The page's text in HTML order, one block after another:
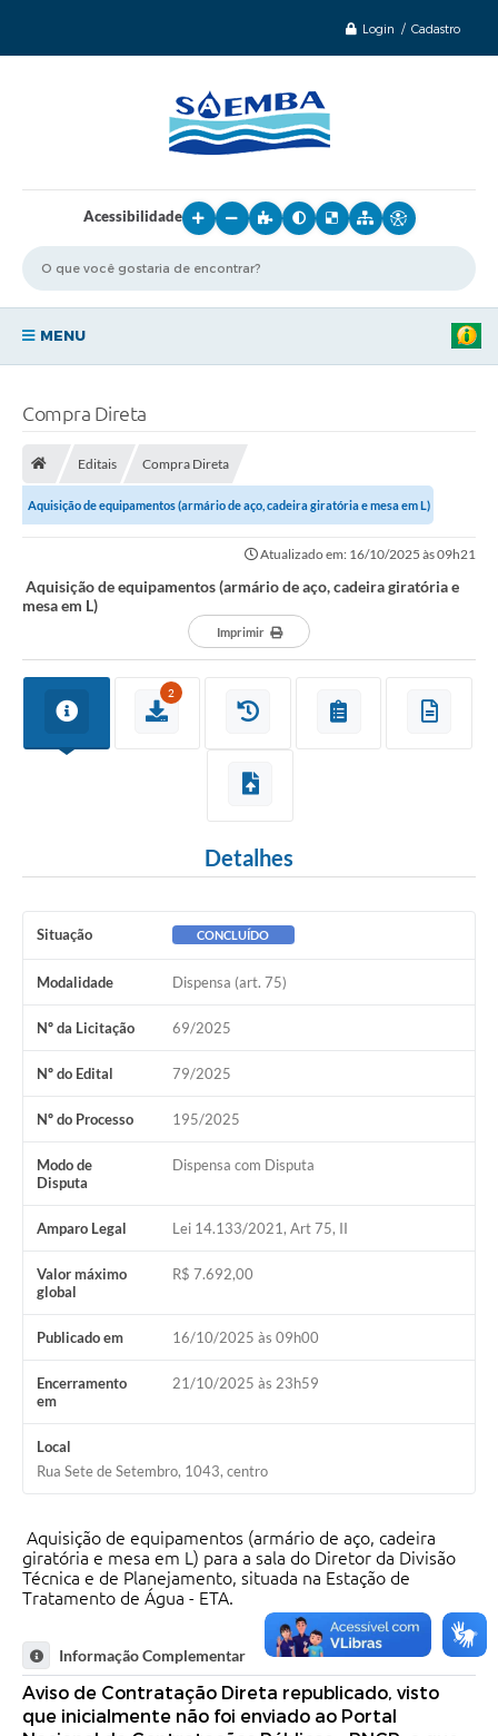
Login / Cadastro
Acessibilidade
MENU
Transparência
Notícias
Carta de Serviços
Compra Direta
Editais Compra Direta
Aquisição de equipamentos (armário de aço, cadeira giratória e mesa em L)
Atualizado em: 16/10/2025 às 09h21
Aquisição de equipamentos (armário de aço, cadeira giratória e
mesa em L)
Imprimir
2
Detalhes
Situação CONCLUÍDO
Modalidade Dispensa (art. 75)
Nº da Licitação 69/2025
Nº do Edital 79/2025
Nº do Processo 195/2025
Modo de
Disputa
Dispensa com Disputa
Amparo Legal Lei 14.133/2021, Art 75, II
Valor máximo
global
R$ 7.692,00
Publicado em 16/10/2025 às 09h00
Encerramento
em
21/10/2025 às 23h59
Local
Rua Sete de Setembro, 1043, centro
Aquisição de equipamentos (armário de aço, cadeira
giratória e mesa em L) para a sala do Diretor da Divisão
Técnica e de Planejamento, situada na Estação de
Tratamento de Água - ETA.
Informação Complementar
Aviso de Contratação Direta republicado, visto
que inicialmente não foi enviado ao Portal